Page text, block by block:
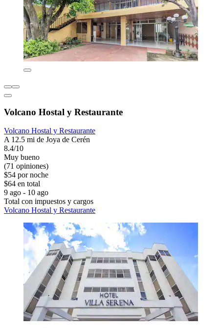
Volcano Hostal y Restaurante
Volcano Hostal y Restaurante
A 12.5 mi de Joya de Cerén
8.4/10
Muy bueno
(71 opiniones)
$54 por noche
$64 en total
9 ago - 10 ago
Total con impuestos y cargos
Volcano Hostal y Restaurante